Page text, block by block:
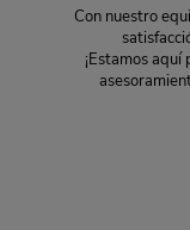
Con nuestro
¡Estamos